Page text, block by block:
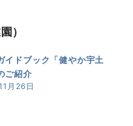
）
イドブック「健やか宇土
ご紹介
月26日